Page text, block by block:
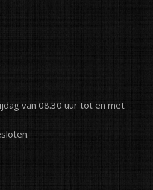
van 08.30 uur tot en met